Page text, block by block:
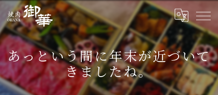
あっという間に年末が近づいて
きましたね。